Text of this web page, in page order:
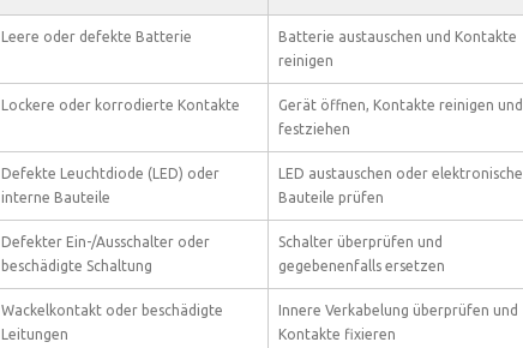
Leere oder defekte Batterie
Batterie austauschen und Kontakte
reinigen
Lockere oder korrodierte Kontakte
Gerät öffnen, Kontakte reinigen und
festziehen
Defekte Leuchtdiode (LED) oder
interne Bauteile
LED austauschen oder elektronische
Bauteile prüfen
Defekter Ein-/Ausschalter oder
beschädigte Schaltung
Schalter überprüfen und
gegebenenfalls ersetzen
Wackelkontakt oder beschädigte
Leitungen
Innere Verkabelung überprüfen und
Kontakte fixieren